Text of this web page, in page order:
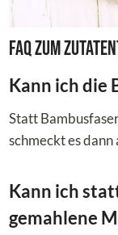
FAQ zum
Kann ich die
Statt
schmeckt es dann
Kann ich
gemahlene